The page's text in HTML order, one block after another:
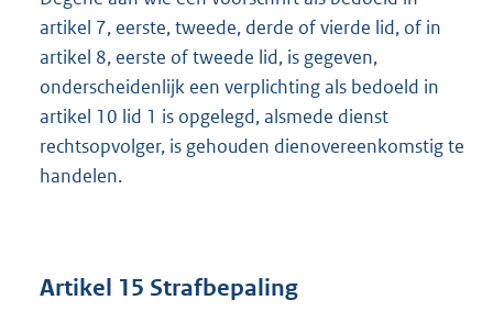
artikel 7, eerste, tweede, derde of vierde lid, of in
artikel 8, eerste of tweede lid, is gegeven,
onderscheidenlijk een verplichting als bedoeld in
artikel 10 lid 1 is opgelegd, alsmede dienst
rechtsopvolger, is gehouden dienovereenkomstig te
handelen.
Artikel 15 Strafbepaling